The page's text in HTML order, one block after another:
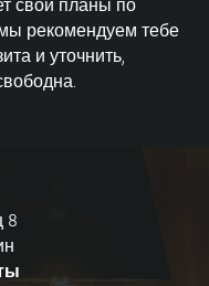
свои планы по
рекомендуем тебе
и уточнить,
8